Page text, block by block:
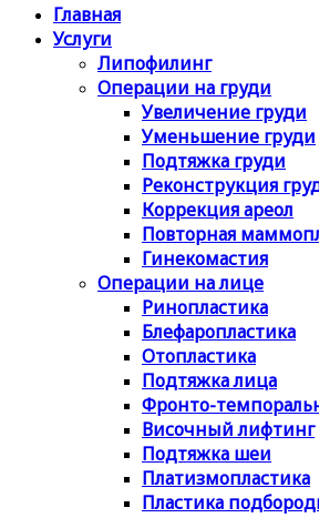
Главная
Услуги
Липофилинг
Операции на груди
Увеличение груди
Уменьшение груди
Подтяжка груди
Реконструкция
Коррекция ареол
Повторная
Гинекомастия
Операции на лице
Ринопластика
Блефаропластика
Отопластика
Подтяжка лица
Фронто-
Височный лифтинг
Подтяжка шеи
Платизмопластика
Пластика